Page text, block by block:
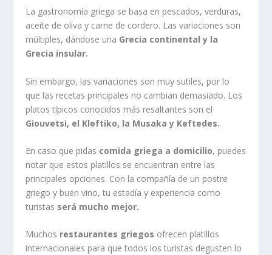
La gastronomía griega se basa en pescados, verduras,
aceite de oliva y carne de cordero. Las variaciones son
múltiples, dándose una Grecia continental y la
Grecia insular.
Sin embargo, las variaciones son muy sutiles, por lo
que las recetas principales no cambian demasiado. Los
platos típicos conocidos más resaltantes son el
Giouvetsi, el Kleftiko, la Musaka y Keftedes.
En caso que pidas comida griega a domicilio, puedes
notar que estos platillos se encuentran entre las
principales opciones. Con la compañía de un postre
griego y buen vino, tu estadía y experiencia como
turistas será mucho mejor.
Muchos restaurantes griegos ofrecen platillos
internacionales para que todos los turistas degusten lo